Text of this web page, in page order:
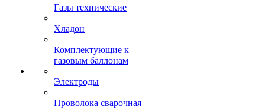
Газы технические
Хладон
Комплектующие к
газовым баллонам
Электроды
Проволока сварочная